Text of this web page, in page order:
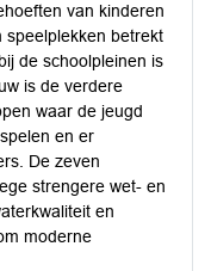
van kinderen
speelplekken betrekt
de schoolpleinen is
is de verdere
waar de jeugd
en er
De zeven
strengere wet- en
en
moderne